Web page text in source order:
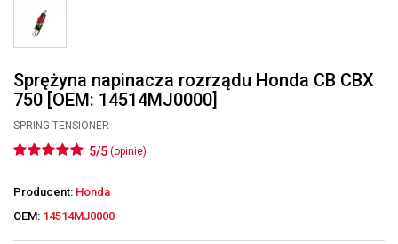
Sprężyna napinacza rozrządu Honda CB CBX
750 [OEM: 14514MJ0000]
SPRING TENSIONER
5/5 (opinie)
Producent: Honda
OEM: 14514MJ0000